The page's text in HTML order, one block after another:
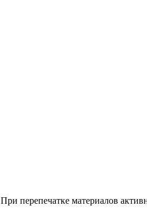
При перепечатке материалов